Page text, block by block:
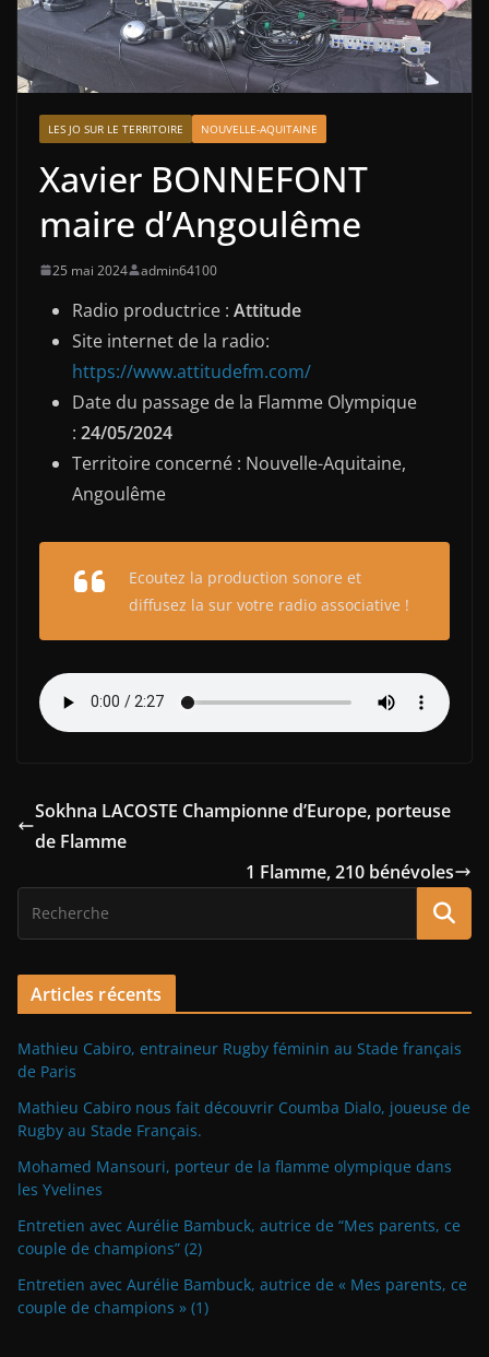
LES JO SUR LE TERRITOIRE NOUVELLE-AQUITAINE
Xavier BONNEFONT
maire d’Angoulême
25 mai 2024 admin64100
Radio productrice : Attitude
Site internet de la radio:
https://www.attitudefm.com/
Date du passage de la Flamme Olympique
: 24/05/2024
Territoire concerné : Nouvelle-Aquitaine,
Angoulême
Ecoutez la production sonore et
diffusez la sur votre radio associative !
Sokhna LACOSTE Championne d’Europe, porteuse
de Flamme
1 Flamme, 210 bénévoles
Articles récents
Mathieu Cabiro, entraineur Rugby féminin au Stade français
de Paris
Mathieu Cabiro nous fait découvrir Coumba Dialo, joueuse de
Rugby au Stade Français.
Mohamed Mansouri, porteur de la flamme olympique dans
les Yvelines
Entretien avec Aurélie Bambuck, autrice de “Mes parents, ce
couple de champions” (2)
Entretien avec Aurélie Bambuck, autrice de « Mes parents, ce
couple de champions » (1)